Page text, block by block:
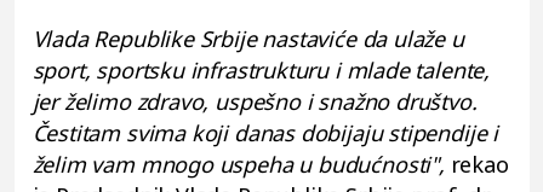
Vlada Republike Srbije nastaviće da ulaže u
sport, sportsku infrastrukturu i mlade talente,
jer želimo zdravo, uspešno i snažno društvo.
Čestitam svima koji danas dobijaju stipendije i
želim vam mnogo uspeha u budućnosti", rekao